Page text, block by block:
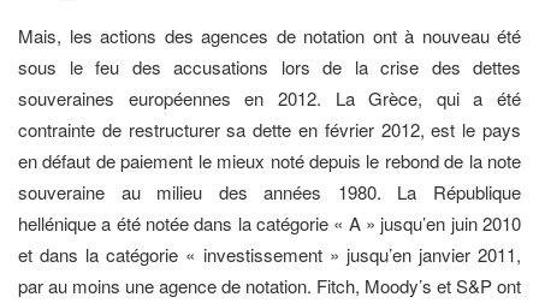
Mais, les actions des agences de notation ont à nouveau été
sous le feu des accusations lors de la crise des dettes
souveraines européennes en 2012. La Grèce, qui a été
contrainte de restructurer sa dette en février 2012, est le pays
en défaut de paiement le mieux noté depuis le rebond de la note
souveraine au milieu des années 1980. La République
hellénique a été notée dans la catégorie « A » jusqu’en juin 2010
et dans la catégorie « investissement » jusqu’en janvier 2011,
par au moins une agence de notation. Fitch, Moody’s et S&P ont